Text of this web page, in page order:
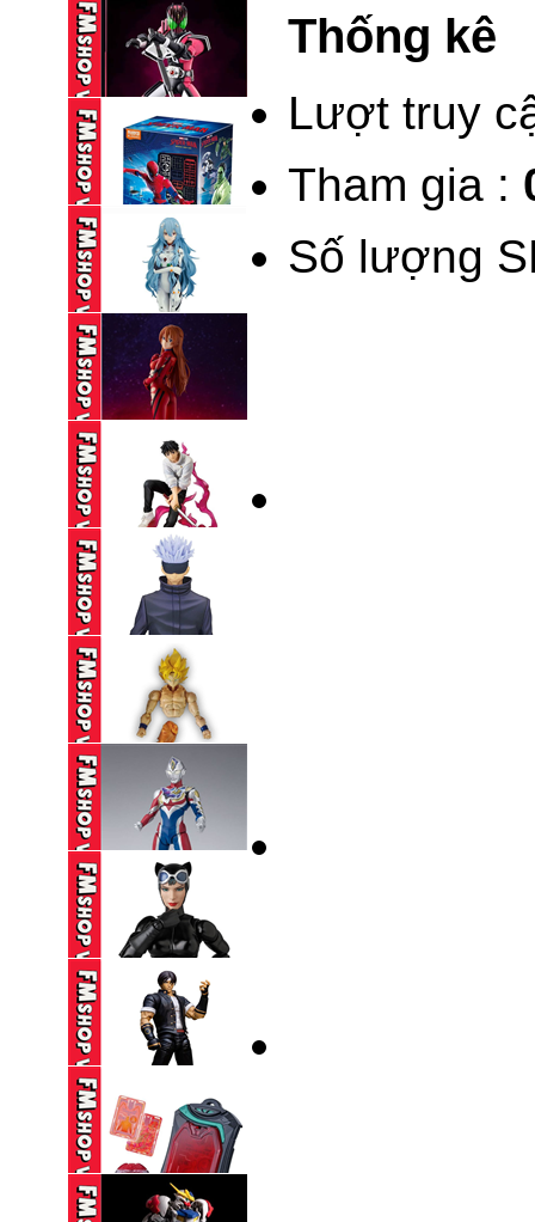
195,000 VND
(NEW) BLINDBOX
BLOKEES DAALA ...
235,000 VND
BLOKEES LEGEND
KAMEN RIDER ...
690,000 VND
BLINDBOX BLOKEES
SPIDERMAN ...
195,000 VND
(NOBOX) POP UP
PARADE ...
590,000 VND
(NOBOX) SEGA SPM
EVANGELION ...
250,000 VND
(2ND) ICHIBAN KUJI
JUJUTSU ...
650,000 VND
(2ND) BANPRESTO
JUJUTSU KAISEN ...
390,000 VND
(THIẾU HÔNG+CHÂN,
THIẾU CHỐT ...
250,000 VND
(2ND,TRẦY) SHF
ULTRAMAN DECKER
...
(2ND) MAFEX 123
CATWOMAN HUSH ...
1,650,000 VND
(CÓ TT) STORM
COLLECTIBLES TKOF
...
Thống kê
Lượt truy
Tham gia :
Số lượng